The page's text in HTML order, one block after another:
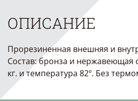
ОПИСАНИЕ
Прорезиненная внешняя и
Состав: бронза и нержавеющая
кг. и температура 82º. Без